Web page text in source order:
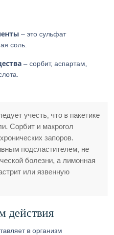
– это сульфат
соль.
– сорбит, аспартам,
учесть, что в пакетике
Сорбит и макрогол
запоров.
подсластителем, не
болезни, а лимонная
или язвенную
действия
в организм